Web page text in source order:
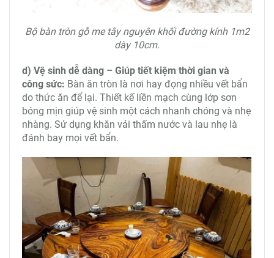
Bộ bàn tròn gỗ me tây nguyên khối đường kính 1m2
dày 10cm.
d) Vệ sinh dễ dàng – Giúp tiết kiệm thời gian và
công sức: Bàn ăn tròn là nơi hay đọng nhiều vết bẩn
do thức ăn để lại. Thiết kế liền mạch cùng lớp sơn
bóng mịn giúp vệ sinh một cách nhanh chóng và nhẹ
nhàng. Sử dụng khăn vải thấm nước và lau nhẹ là
đánh bay mọi vết bẩn.